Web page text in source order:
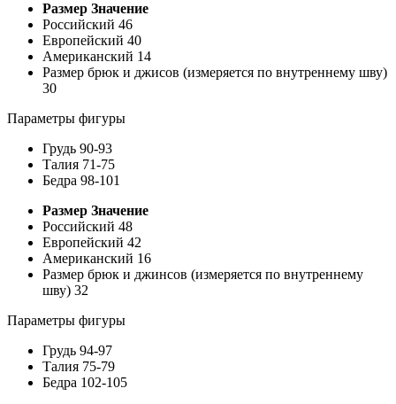
Размер Значение
Российский 46
Европейский 40
Американский 14
Размер брюк и джисов (измеряется по внутреннему шву)
30
Параметры фигуры
Грудь 90-93
Талия 71-75
Бедра 98-101
Размер Значение
Российский 48
Европейский 42
Американский 16
Размер брюк и джинсов (измеряется по внутреннему
шву) 32
Параметры фигуры
Грудь 94-97
Талия 75-79
Бедра 102-105